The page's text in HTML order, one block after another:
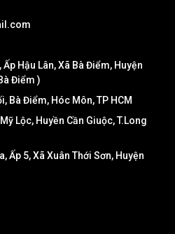
Hậu Lân, Xã Bà Điểm, Huyện
Điểm )
Bà Điểm, Hóc Môn, TP HCM
Lộc, Huyền Cần Giuộc, T.Long
Ấp 5, Xã Xuân Thới Sơn, Huyện